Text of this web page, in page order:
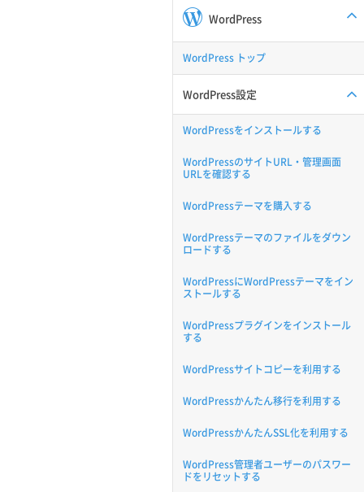
WordPress
WordPress トップ
WordPress設定
WordPressをインストールする
WordPressのサイトURL・管理画面
URLを確認する
WordPressテーマを購入する
WordPressテーマのファイルをダウン
ロードする
WordPressにWordPressテーマをイン
ストールする
WordPressプラグインをインストール
する
WordPressサイトコピーを利用する
WordPressかんたん移行を利用する
WordPressかんたんSSL化を利用する
WordPress管理者ユーザーのパスワー
ドをリセットする